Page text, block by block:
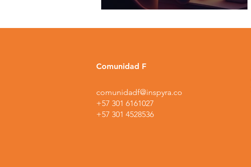
Comunidad F
comunidadf@inspyra.co
+57 301 6161027
+57 301 4528536